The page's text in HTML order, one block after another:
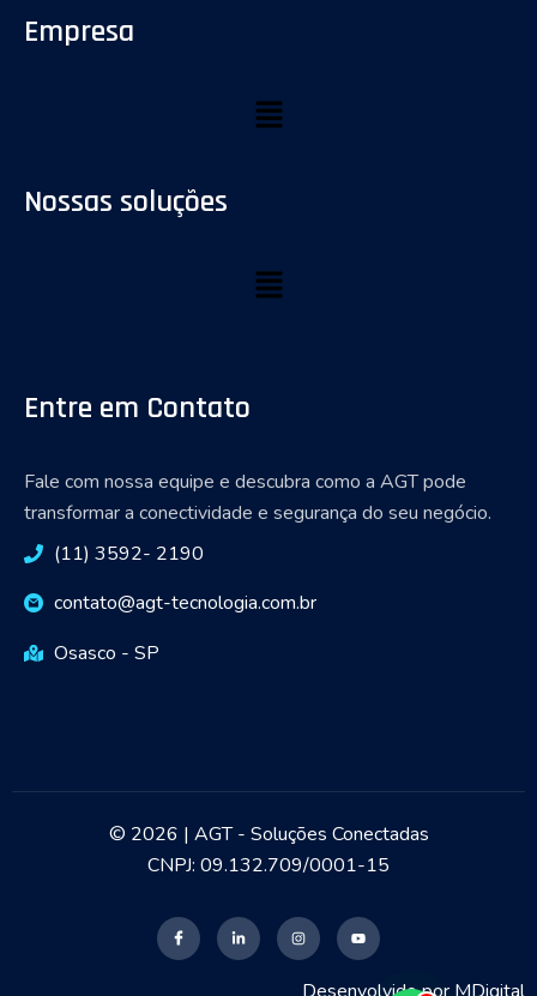
Empresa
Nossas soluções
Entre em Contato
Fale com nossa equipe e descubra como a AGT pode
transformar a conectividade e segurança do seu negócio.
(11) 3592- 2190
contato@agt-tecnologia.com.br
Osasco - SP
© 2026 | AGT - Soluções Conectadas
CNPJ: 09.132.709/0001-15
Desenvolvido por MDigital